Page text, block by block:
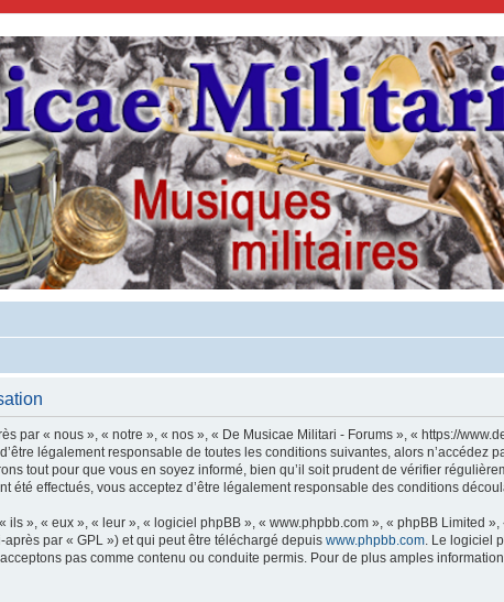
par « nous », « notre », « nos », « De Musicae Militari - Forums », « https://
légalement responsable de toutes les conditions suivantes, alors n’accédez
tout pour que vous en soyez informé, bien qu’il soit prudent de vérifier
été effectués, vous acceptez d’être légalement responsable des conditions
», « eux », « leur », « logiciel phpBB », « www.phpbb.com », « phpBB Limited
après par « GPL ») et qui peut être téléchargé depuis www.phpbb.com. Le logiciel
pas comme contenu ou conduite permis. Pour de plus amples